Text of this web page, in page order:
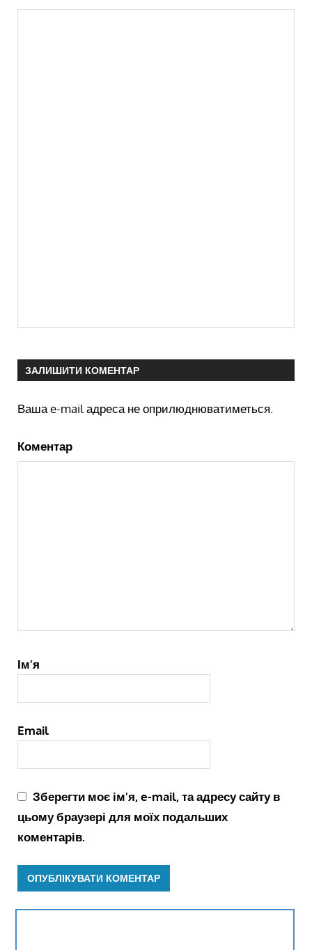
ЗАЛИШИТИ КОМЕНТАР
Ваша e-mail адреса не оприлюднюватиметься.
Коментар
Ім'я
Email
Зберегти моє ім'я, e-mail, та адресу сайту в
цьому браузері для моїх подальших
коментарів.